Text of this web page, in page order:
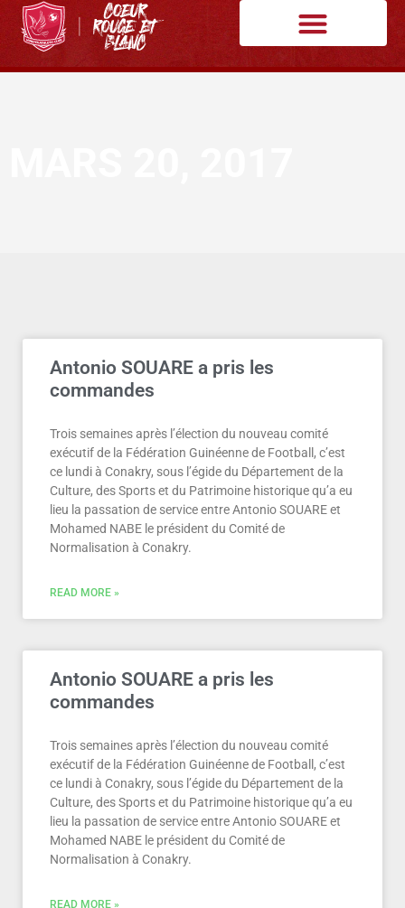
Antonio SOUARE a pris les
commandes
Trois semaines après l’élection du nouveau comité
exécutif de la Fédération Guinéenne de Football, c’est
ce lundi à Conakry, sous l’égide du Département de la
Culture, des Sports et du Patrimoine historique qu’a eu
lieu la passation de service entre Antonio SOUARE et
Mohamed NABE le président du Comité de
Normalisation à Conakry.
READ MORE »
Antonio SOUARE a pris les
commandes
Trois semaines après l’élection du nouveau comité
exécutif de la Fédération Guinéenne de Football, c’est
ce lundi à Conakry, sous l’égide du Département de la
Culture, des Sports et du Patrimoine historique qu’a eu
lieu la passation de service entre Antonio SOUARE et
Mohamed NABE le président du Comité de
Normalisation à Conakry.
READ MORE »